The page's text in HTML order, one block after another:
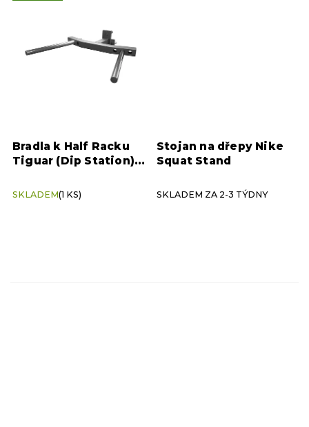
Bradla k Half Racku
Tiguar (Dip Station)
SKLADEM(1 KS)
Stojan na dřepy Nike
Squat Stand
SKLADEM ZA 2-3 TÝDNY